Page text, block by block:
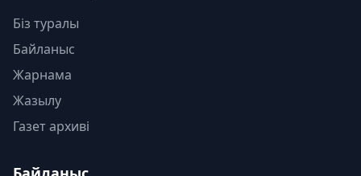
Біз туралы
Байланыс
Жарнама
Жазылу
Газет архиві